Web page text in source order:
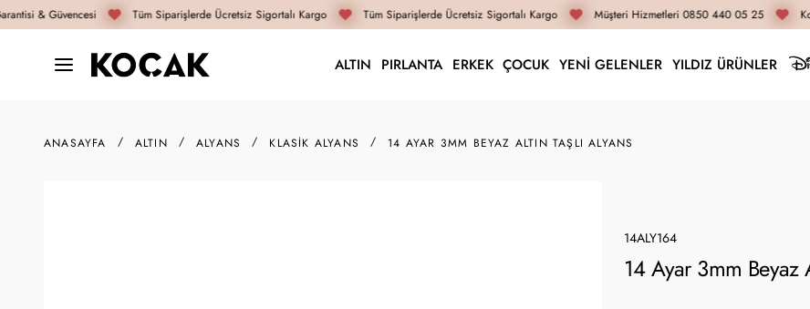
& Güvencesi Tüm Siparişlerde Ücretsiz Sigortalı Kargo Tüm Siparişlerde Ücretsiz Sigortalı Kargo Müşteri Hizmetleri 0850 440 05 25
ALTIN PIRLANTA ERKEK ÇOCUK YENİ GELENLER YILDIZ ÜRÜNLER
ANASAYFA ALTIN ALYANS KLASIK ALYANS 14 AYAR 3MM BEYAZ ALTIN TAŞLI ALYANS
14ALY164
14 Ayar 3mm Beyaz